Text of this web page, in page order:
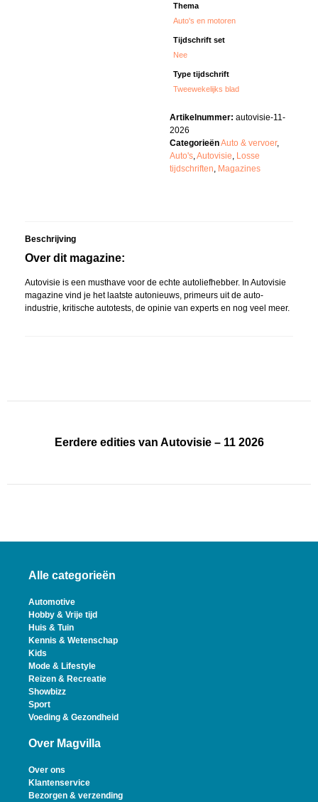
Thema
Auto's en motoren
Tijdschrift set
Nee
Type tijdschrift
Tweewekelijks blad
Artikelnummer: autovisie-11-
2026
CategorieënAuto & vervoer,
Auto's,Autovisie, Losse
tijdschriften, Magazines
Beschrijving
Over dit magazine:
Autovisie is een musthave voor de echte autoliefhebber. In Autovisie
magazine vind je het laatste autonieuws, primeurs uit de auto-
industrie, kritische autotests, de opinie van experts en nog veel meer.
Eerdere edities van Autovisie – 11 2026
Alle categorieën
Automotive
Hobby & Vrije tijd
Huis & Tuin
Kennis & Wetenschap
Kids
Mode & Lifestyle
Reizen & Recreatie
Showbizz
Sport
Voeding & Gezondheid
Over Magvilla
Over ons
Klantenservice
Bezorgen & verzending